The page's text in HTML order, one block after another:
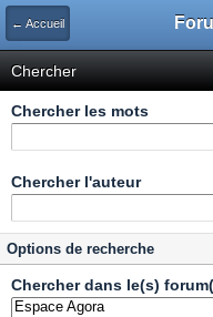
← Accueil
Chercher
Chercher les mots
Chercher l'auteur
Options de recherche
Chercher dans le(s)